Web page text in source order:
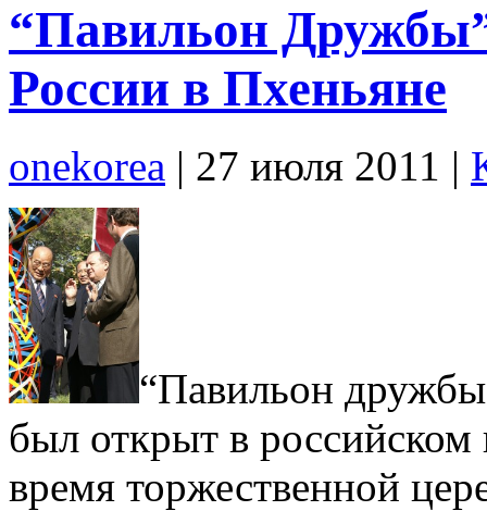
“Павильон
России в Пхеньяне
onekorea | 27 июля 2011 |
“Павильон
был открыт в российском
время торжественной